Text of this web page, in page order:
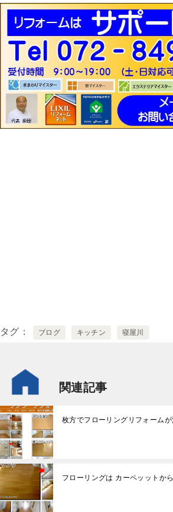
タグ ブログ キッチン 寝屋川
関連記事
枚方でフローリングリフォーム
フローリングは カーペッットか